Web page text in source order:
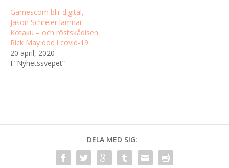
Gamescom blir digital,
Jason Schreier lämnar
Kotaku – och röstskådisen
Rick May död i covid-19
20 april, 2020
I ”Nyhetssvepet”
DELA MED SIG: